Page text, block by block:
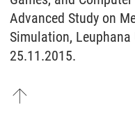
Advanced Study on
Simulation,
25.11.2015.